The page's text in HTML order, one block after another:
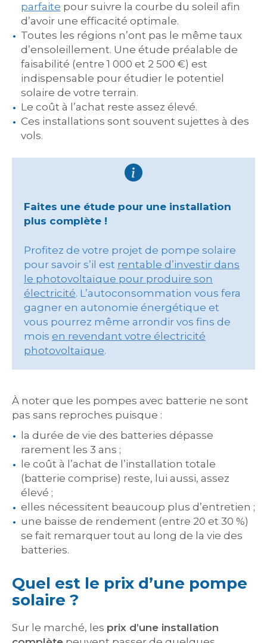
parfaite pour suivre la courbe du soleil afin
d’avoir une efficacité optimale.
Toutes les régions n’ont pas le même taux
d’ensoleillement. Une étude préalable de
faisabilité (entre 1 000 et 2 500 €) est
indispensable pour étudier le potentiel
solaire de votre terrain.
Le coût à l’achat reste assez élevé.
Ces installations sont souvent sujettes à des
vols.
Faites une étude pour une installation
plus complète !
Profitez de votre projet de pompe solaire
pour savoir s’il est rentable d’investir dans
le photovoltaïque pour produire son
électricité. L’autoconsommation vous fera
gagner en autonomie énergétique et
vous pourrez même arrondir vos fins de
mois en revendant votre électricité
photovoltaïque.
À noter que les pompes avec batterie ne sont
pas sans reproches puisque :
la durée de vie des batteries dépasse
rarement les 3 ans ;
le coût à l’achat de l’installation totale
(batterie comprise) reste, lui aussi, assez
élevé ;
elles nécessitent beaucoup plus d’entretien ;
une baisse de rendement (entre 20 et 30 %)
se fait remarquer tout au long de la vie des
batteries.
Quel est le prix d’une pompe
solaire ?
Sur le marché, les prix d’une installation